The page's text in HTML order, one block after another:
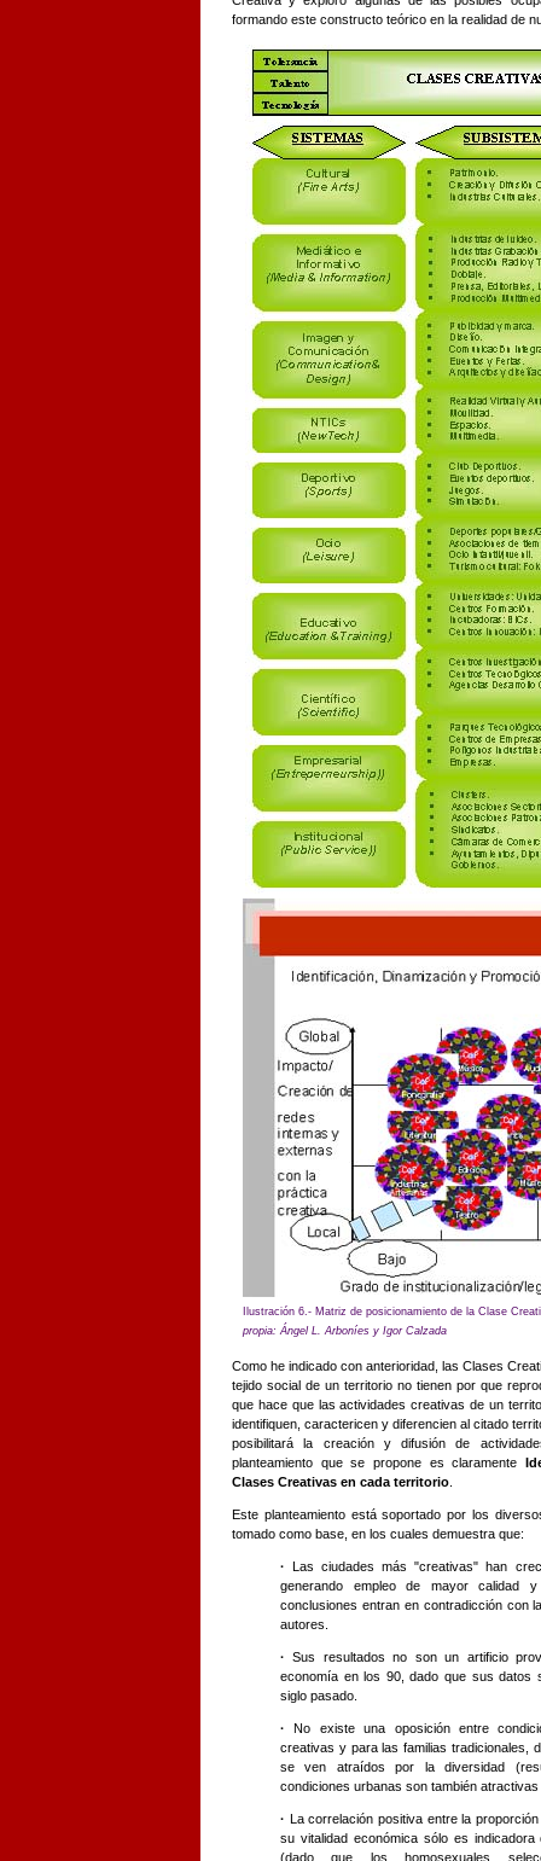
formando este constructo teórico en la realidad de
Ilustración 6.- Matriz de posicionamiento de la Clase
propia: Ángel L. Arboníes y Igor Calzada
Como he indicado con anterioridad, las Clases
tejido social de un territorio no tienen por que
que hace que las actividades creativas de un
identifiquen, caractericen y diferencien al citado
posibilitará la creación y difusión de
planteamiento que se propone es claramente
Clases Creativas en cada territorio
Este planteamiento está soportado por los
tomado como base, en los cuales demuestra que:
·Las ciudades más "creativas" han
generando empleo de mayor calidad
conclusiones entran en contradicción con
autores.
·Sus resultados no son un artificio
economía en los 90, dado que sus datos
siglo pasado.
·No existe una oposición entre
creativas y para las familias tradicionales,
se ven atraídos por la diversidad
condiciones urbanas son también
· La correlación positiva entre la
su vitalidad económica sólo es
(dado que los homosexuales